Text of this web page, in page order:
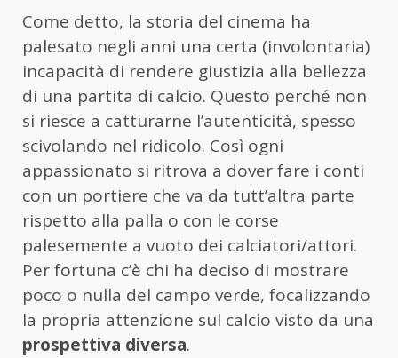
Come detto, la storia del cinema ha
palesato negli anni una certa (involontaria)
incapacità di rendere giustizia alla bellezza
di una partita di calcio. Questo perché non
si riesce a catturarne l’autenticità, spesso
scivolando nel ridicolo. Così ogni
appassionato si ritrova a dover fare i conti
con un portiere che va da tutt’altra parte
rispetto alla palla o con le corse
palesemente a vuoto dei calciatori/attori.
Per fortuna c’è chi ha deciso di mostrare
poco o nulla del campo verde, focalizzando
la propria attenzione sul calcio visto da una
prospettiva diversa.